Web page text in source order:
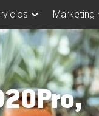
Marketing